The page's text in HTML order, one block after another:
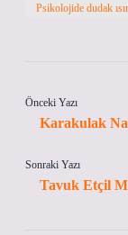
Psikolojide dudak
Önceki Yazı
Karakulak
Sonraki Yazı
Tavuk Etçil